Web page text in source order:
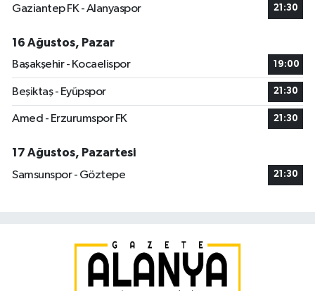
Gaziantep FK - Alanyaspor 21:30
16 Ağustos, Pazar
Başakşehir - Kocaelispor
19:00
Beşiktaş - Eyüpspor 21:30
Amed - Erzurumspor FK 21:30
17 Ağustos, Pazartesi
Samsunspor - Göztepe
21:30